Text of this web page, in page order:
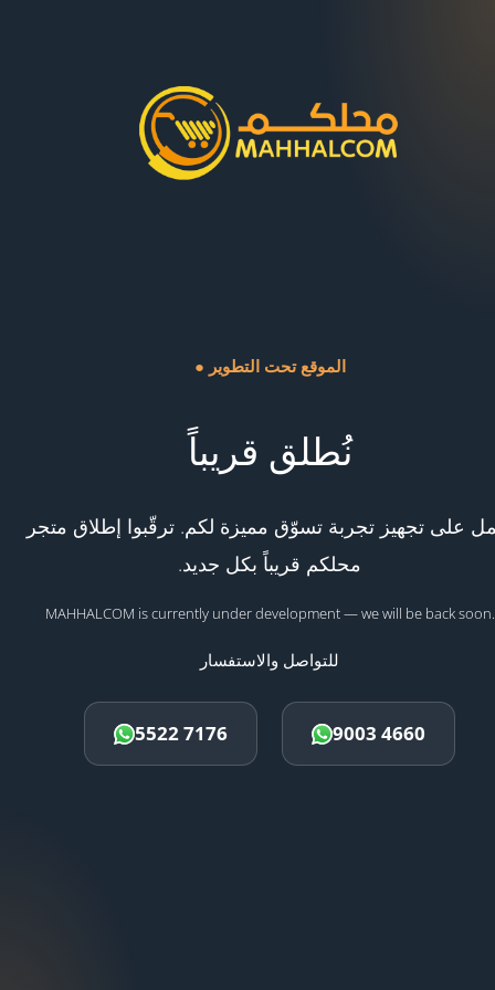
● الموقع تحت التطوير
نُطلق قريباً
على تجهيز تجربة تسوّق مميزة لكم. ترقّبوا إطلاق متجر
محلكم قريباً بكل جديد.
MAHHALCOM is currently under development — we will be back soon.
للتواصل والاستفسار
5522 7176 9003 4660